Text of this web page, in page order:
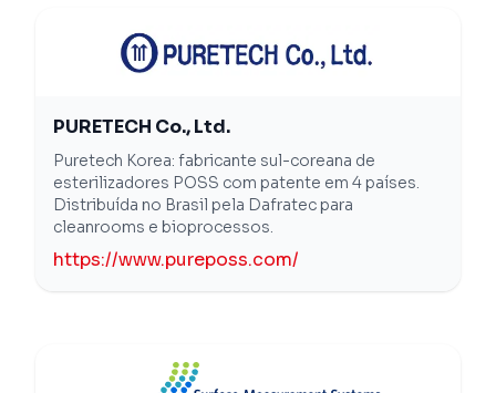
PURETECH Co., Ltd.
Puretech Korea: fabricante sul-coreana de
esterilizadores POSS com patente em 4 países.
Distribuída no Brasil pela Dafratec para
cleanrooms e bioprocessos.
https://www.pureposs.com/